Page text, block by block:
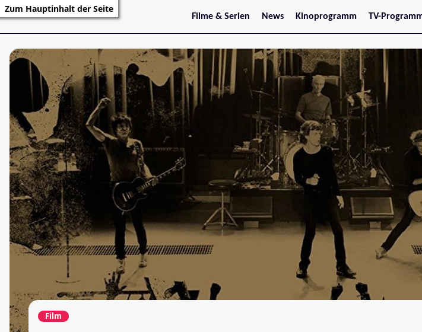
Zum Hauptinhalt der Seite
Filme & Serien
Trailer
Filmarchiv
Serienarchiv
News
Stars
Kinoprogramm
Jetzt im Kino
Wien
Niederösterreich
Oberösterreich
Steiermark
Burgenland
Kärnten
Salzburg
Tirol
Vorarlberg
TV-
Film